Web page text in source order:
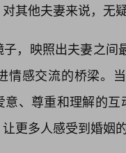
其他夫妻来说，无
，映照出夫妻之
情感交流的桥梁。
、尊重和理解的互
更多人感受到婚姻